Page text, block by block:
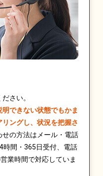
さい。
できない状態でもかま
ングし、状況を把握さ
せの方法はメール・電話
時間・365日受付、電話
業時間で対応していま